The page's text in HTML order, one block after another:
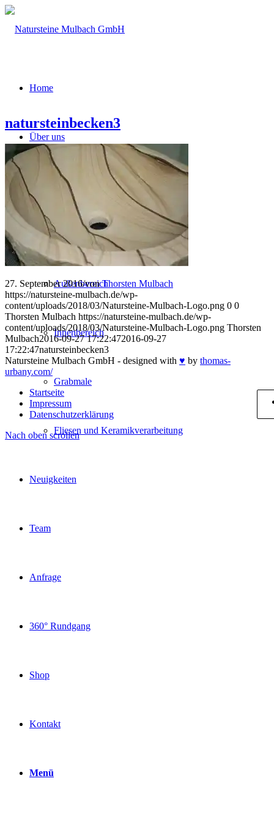
Home
Über uns
Firmengeschichte
Leistungsspektrum
Außenbereich
Innenbereich
Grabmale
Fliesen und Keramikverarbeitung
Neuigkeiten
Team
Anfrage
360° Rundgang
Shop
Kontakt
Menü
natursteinbecken3
27. September 2016/vonThorsten Mulbach
https://natursteine-mulbach.de/wp-
content/uploads/2018/03/Natursteine-Mulbach-Logo.png 0 0
Thorsten Mulbach https://natursteine-mulbach.de/wp-
content/uploads/2018/03/Natursteine-Mulbach-Logo.png Thorsten
Mulbach2016-09-27 17:22:472016-09-27
17:22:47natursteinbecken3
Natursteine Mulbach GmbH - designed with ♥ by thomas-
urbany.com/
Startseite
Impressum
Datenschutzerklärung
Nach oben scrollen